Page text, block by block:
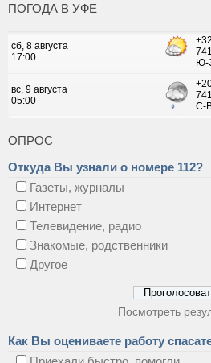
ПОГОДА В УФЕ
ОПРОС
Откуда Вы узнали о номере 112?
Газеты, журналы
Интернет
Телевидение, радио
Знакомые, родственники
Другое
Посмотреть
Как Вы оцениваете работу